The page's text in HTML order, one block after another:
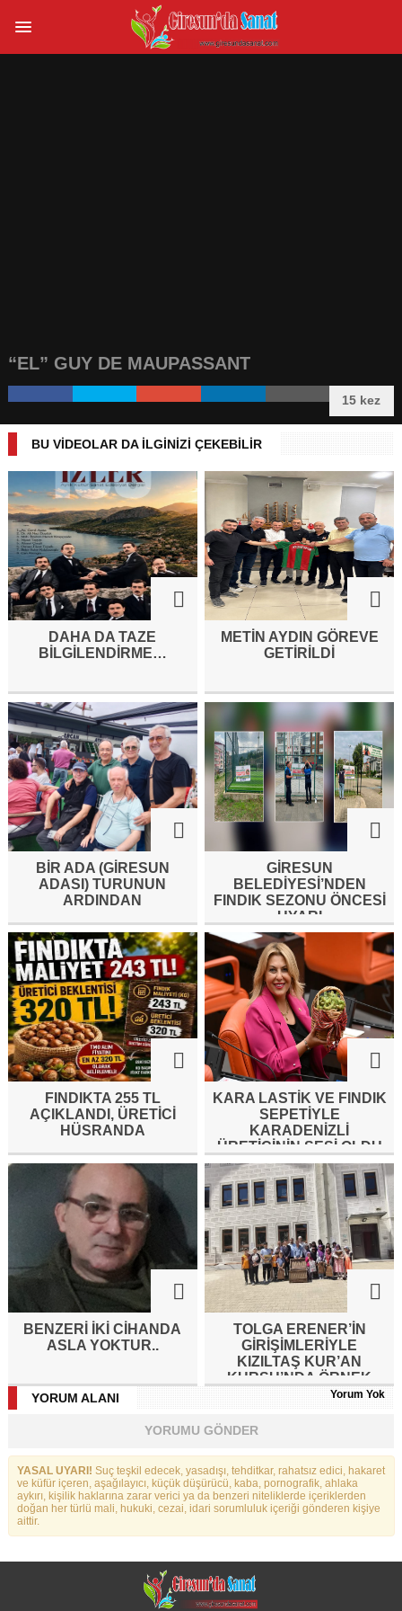
“EL” GUY DE MAUPASSANT
15 kez
BU VİDEOLAR DA İLGİNİZİ ÇEKEBİLİR
DAHA DA TAZE
BİLGİLENDİRME…
METİN AYDIN GÖREVE
GETİRİLDİ
BİR ADA (GİRESUN
ADASI) TURUNUN
ARDINDAN
GİRESUN
BELEDİYESİ’NDEN
FINDIK SEZONU ÖNCESİ
UYARI
FINDIKTA 255 TL
AÇIKLANDI, ÜRETİCİ
HÜSRANDA
KARA LASTİK VE FINDIK
SEPETİYLE
KARADENİZLİ
ÜRETİCİNİN SESİ OLDU
BENZERI IKI CIHANDA
ASLA YOKTUR..
TOLGA ERENER’İN
GİRİŞİMLERİYLE
KIZILTAŞ KUR’AN
KURSU’NDA ÖRNEK
ETKİNLİK
YORUM ALANI Yorum Yok
YORUMU GÖNDER
YASAL UYARI! Suç teşkil edecek, yasadışı, tehditkar, rahatsız edici, hakaret
ve küfür içeren, aşağılayıcı, küçük düşürücü, kaba, pornografik, ahlaka
aykırı, kişilik haklarına zarar verici ya da benzeri niteliklerde içeriklerden
doğan her türlü mali, hukuki, cezai, idari sorumluluk içeriği gönderen kişiye
aittir.